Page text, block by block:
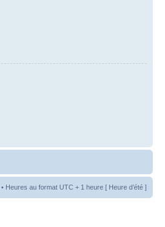
• Heures au format UTC + 1 heure [ Heure d’été ]